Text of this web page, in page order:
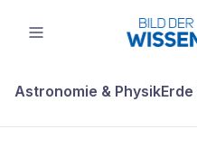
Astronomie & Physik